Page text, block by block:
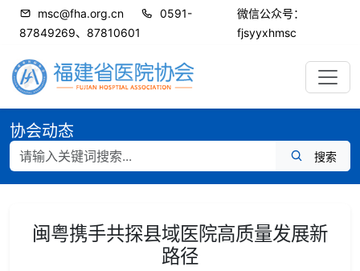
msc@fha.org.cn
0591-
87849269、87810601
微信公众号：
fjsyyxhmsc
协会动态
搜索
闽粤携手共探县域医院高质量发展新
路径